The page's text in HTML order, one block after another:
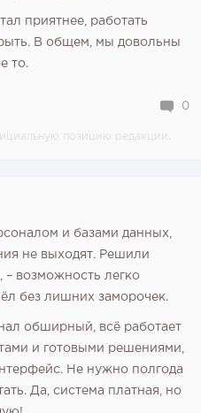
приятнее, работать
В общем, мы довольны
то.
0
позицию редакции.
и базами данных,
не выходят. Решили
– возможность легко
без лишних заморочек.
обширный, всё работает
и готовыми решениями,
Не нужно полгода
Да, система платная, но